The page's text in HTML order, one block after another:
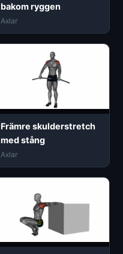
bakom ryggen
Axlar
Främre skulderstretch
med stång
Axlar